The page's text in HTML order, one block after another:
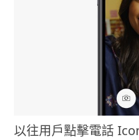
以往用戶點擊電話